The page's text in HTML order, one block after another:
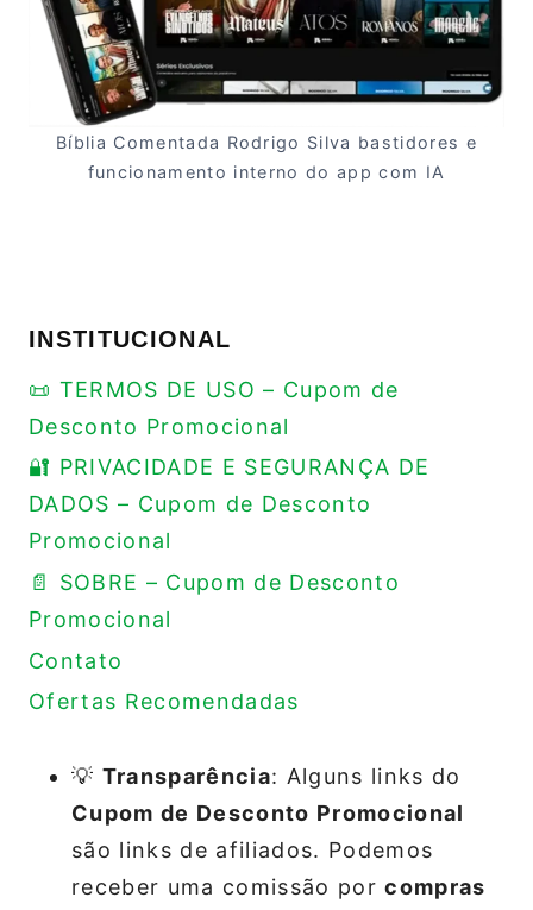
Bíblia Comentada Rodrigo Silva bastidores e
funcionamento interno do app com IA
INSTITUCIONAL
📜 TERMOS DE USO – Cupom de
Desconto Promocional
🔐 PRIVACIDADE E SEGURANÇA DE
DADOS – Cupom de Desconto
Promocional
📄 SOBRE – Cupom de Desconto
Promocional
Contato
Ofertas Recomendadas
💡 Transparência: Alguns links do
Cupom de Desconto Promocional
são links de afiliados. Podemos
receber uma comissão porcompras